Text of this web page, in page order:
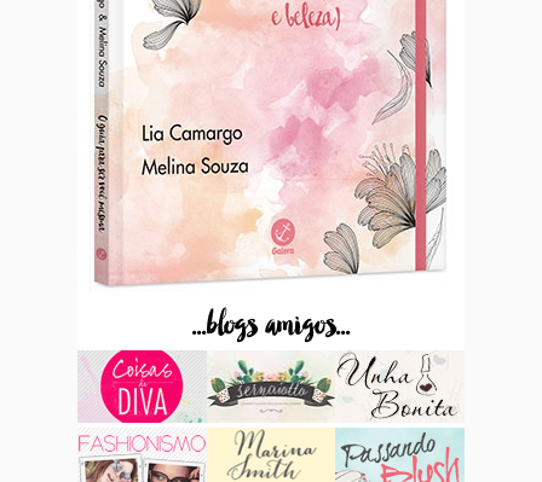
...blogs amigos...